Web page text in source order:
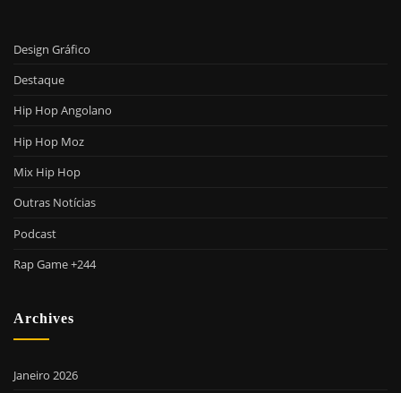
Design Gráfico
Destaque
Hip Hop Angolano
Hip Hop Moz
Mix Hip Hop
Outras Notícias
Podcast
Rap Game +244
Archives
Janeiro 2026